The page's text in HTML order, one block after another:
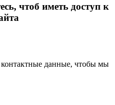
чтоб иметь доступ к
контактные данные, чтобы мы